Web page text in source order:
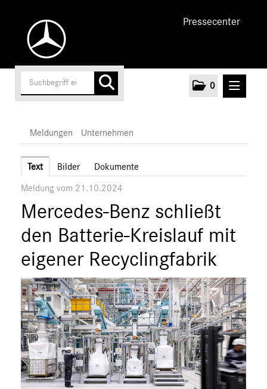
Pressecenter
0
Unternehmen
Marken & Produkte
MEDIA
ÜBER UNS
ANSPRECHPARTNER
Meldungen Unternehmen
Text Bilder Dokumente
Meldung vom 21.10.2024
Mercedes-Benz schließt
den Batterie-Kreislauf mit
eigener Recyclingfabrik